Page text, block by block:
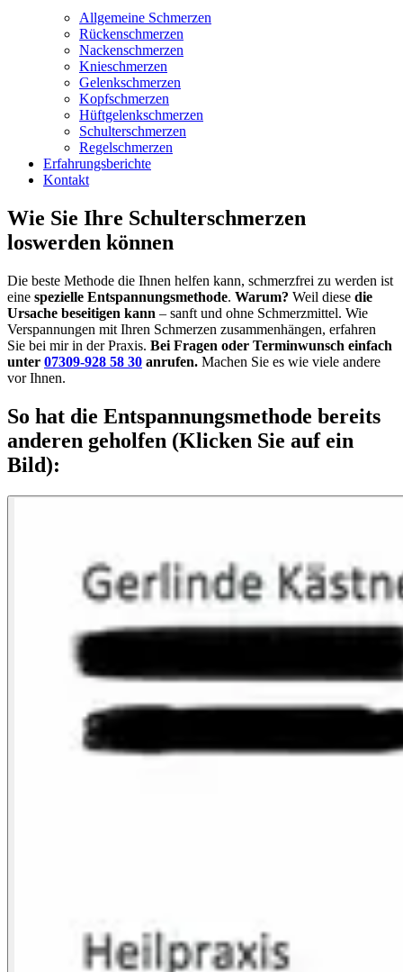
Allgemeine Schmerzen
Rückenschmerzen
Nackenschmerzen
Knieschmerzen
Gelenkschmerzen
Kopfschmerzen
Hüftgelenkschmerzen
Schulterschmerzen
Regelschmerzen
Erfahrungsberichte
Kontakt
Wie Sie Ihre Schulterschmerzen
loswerden können
Die beste Methode die Ihnen helfen kann, schmerzfrei zu werden ist
eine spezielle Entspannungsmethode. Warum? Weil diese die
Ursache beseitigen kann – sanft und ohne Schmerzmittel. Wie
Verspannungen mit Ihren Schmerzen zusammenhängen, erfahren
Sie bei mir in der Praxis. Bei Fragen oder Terminwunsch einfach
unter 07309-928 58 30 anrufen. Machen Sie es wie viele andere
vor Ihnen.
So hat die Entspannungsmethode bereits
anderen geholfen (Klicken Sie auf ein
Bild):